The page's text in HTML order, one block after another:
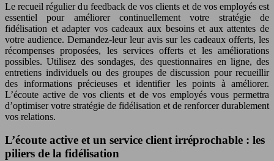
Le recueil régulier du feedback de vos clients et de vos employés est
essentiel pour améliorer continuellement votre stratégie de
fidélisation et adapter vos cadeaux aux besoins et aux attentes de
votre audience. Demandez-leur leur avis sur les cadeaux offerts, les
récompenses proposées, les services offerts et les améliorations
possibles. Utilisez des sondages, des questionnaires en ligne, des
entretiens individuels ou des groupes de discussion pour recueillir
des informations précieuses et identifier les points à améliorer.
L’écoute active de vos clients et de vos employés vous permettra
d’optimiser votre stratégie de fidélisation et de renforcer durablement
vos relations.
L’écoute active et un service client irréprochable : les
piliers de la fidélisation